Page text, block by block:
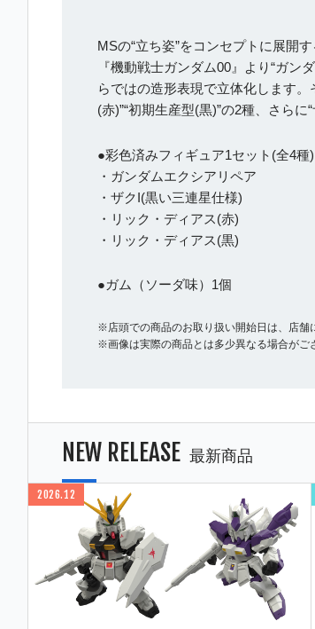
MSの“立ち姿”をコンセプトに展開
『機動戦士ガンダム00』より“ガ
らではの造形表現で立体化します
(赤)”“初期生産型(黒)”の2種、さらに
●彩色済みフィギュア1セット(全4種)
・ガンダムエクシアリペア
・ザクI(黒い三連星仕様)
・リック・ディアス(赤)
・リック・ディアス(黒)
●ガム（ソーダ味）1個
※店頭での商品のお取り扱い開始日は、店舗
※画像は実際の商品とは多少異なる場合がご
NEW RELEASE 最新商品
2026.12